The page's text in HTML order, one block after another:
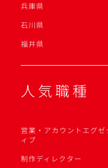
兵庫県
石川県
福井県
人気職種
営業・アカウントエグゼ
ィブ
制作ディレクター